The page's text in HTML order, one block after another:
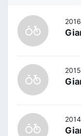
2016
2015
2014